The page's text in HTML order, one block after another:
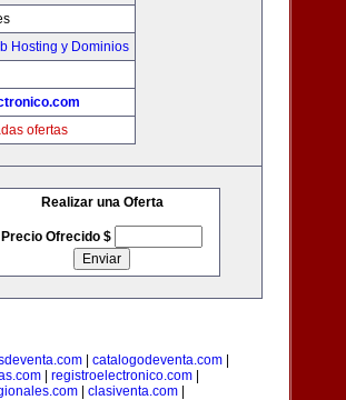
Hosting y Dominios
ofertas
Realizar una Oferta
Precio Ofrecido $
catalogodeventa.com
| registroelectronico.com|
clasiventa.com